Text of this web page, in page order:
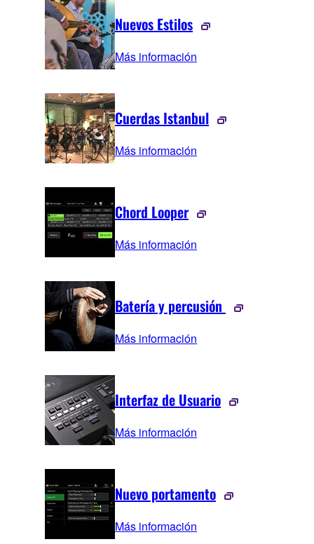
Nuevos Estilos
Más información
Cuerdas Istanbul
Más información
Chord Looper
Más información
Batería y percusión
Más información
Interfaz de Usuario
Más información
Nuevo portamento
Más información